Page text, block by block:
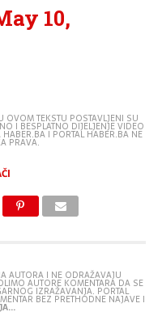
10,
OVOM TEKSTU POSTAVLJENI SU
I BESPLATNO DIJELJENJE VIDEO
I PORTAL HABER.BA NE
PRAVA.
AUTORA I NE ODRAŽAVAJU
AUTORE KOMENTARA DA SE
IZRAŽAVANJA. PORTAL
BEZ PRETHODNE NAJAVE I